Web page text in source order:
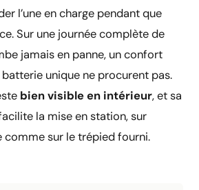
l’une en charge pendant que
Sur une journée complète de
jamais en panne, un confort
unique ne procurent pas.
bien visible en intérieur, et sa
la mise en station, sur
comme sur le trépied fourni.